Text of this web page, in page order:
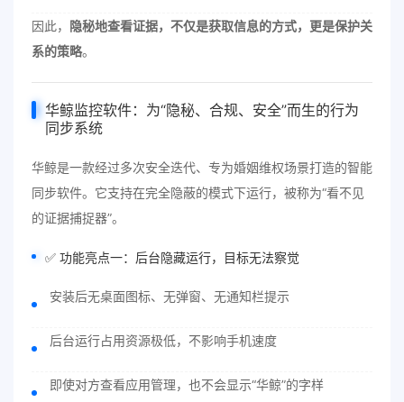
因此， 隐秘地查看证据，不仅是获取信息的方式，更是保护关
系的策略。
华鲸监控软件：为“隐秘、合规、安全”而生的行为
同步系统
华鲸是一款经过多次安全迭代、专为婚姻维权场景打造的智能
同步软件。它支持在完全隐蔽的模式下运行，被称为“看不见
的证据捕捉器”。
✅ 功能亮点一：后台隐藏运行，目标无法察觉
安装后无桌面图标、无弹窗、无通知栏提示
后台运行占用资源极低，不影响手机速度
即使对方查看应用管理，也不会显示“华鲸”的字样